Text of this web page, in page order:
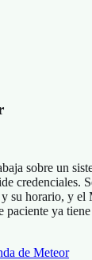
sobre un
credenciales.
su horario, y el
paciente ya
de Meteor